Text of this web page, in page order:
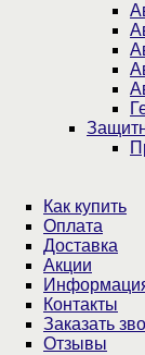
Как купить
Оплата
Доставка
Акции
Контакты
Заказать
Отзывы